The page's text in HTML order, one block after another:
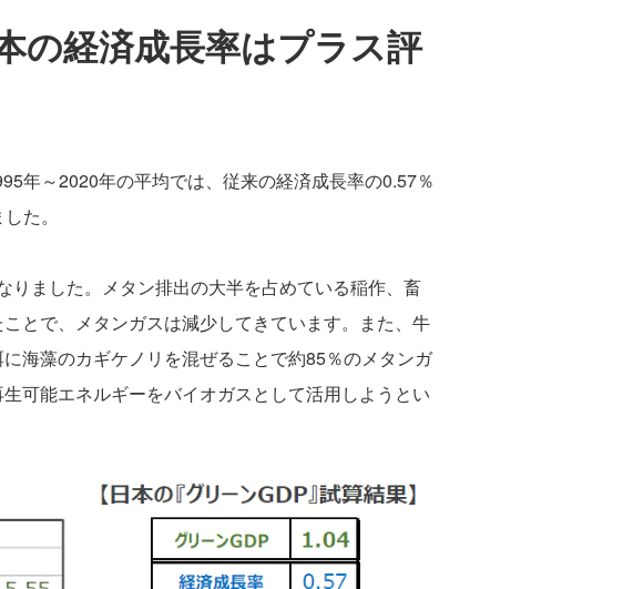
の経済成長率はプラス評
年～2020年の平均では、従来の経済成長率の0.57％
た。
ました。メタン排出の大半を占めている稲作、畜
とで、メタンガスは減少してきています。また、牛
海藻のカギケノリを混ぜることで約85％のメタンガ
可能エネルギーをバイオガスとして活用しようとい